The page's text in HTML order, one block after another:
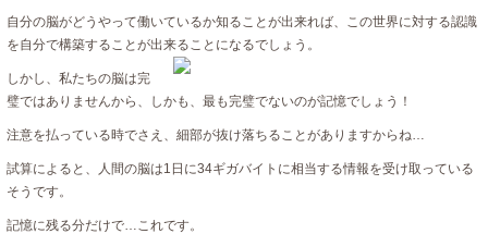
自分の脳がどうやって働いているか知ることが出来れば、この世界に対する認識
を自分で構築することが出来ることになるでしょう。
しかし、私たちの脳は完
璧ではありませんから、しかも、最も完璧でないのが記憶でしょう！
注意を払っている時でさえ、細部が抜け落ちることがありますからね…
試算によると、人間の脳は1日に34ギガバイトに相当する情報を受け取っている
そうです。
記憶に残る分だけで…これです。